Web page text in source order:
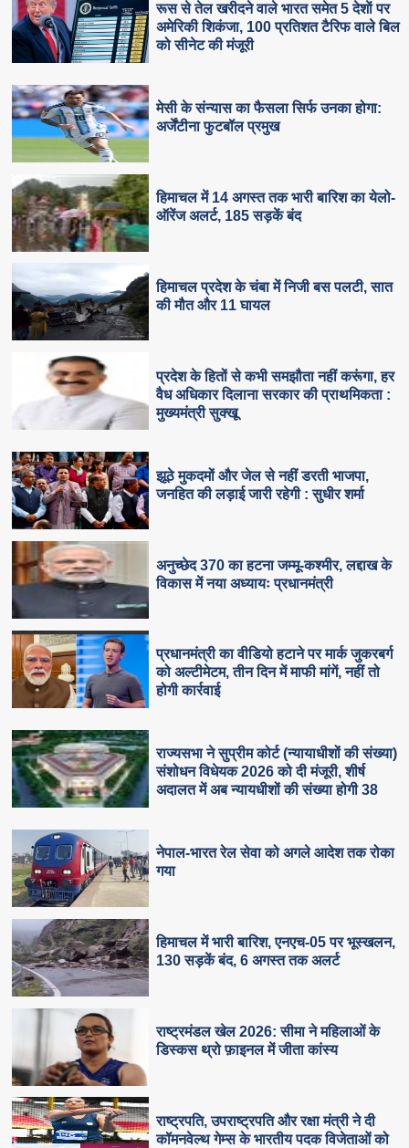
रूस से तेल खरीदने वाले भारत समेत 5 देशाें पर
अमेरिकी शिकंजा, 100 प्रतिशत टैरिफ वाले बिल
को सीनेट की मंजूरी
मेसी के संन्यास का फैसला सिर्फ उनका होगा:
अर्जेंटीना फुटबॉल प्रमुख
हिमाचल में 14 अगस्त तक भारी बारिश का येलो-
ऑरेंज अलर्ट, 185 सड़कें बंद
हिमाचल प्रदेश के चंबा में निजी बस पलटी, सात
की मौत और 11 घायल
प्रदेश के हितों से कभी समझौता नहीं करूंगा, हर
वैध अधिकार दिलाना सरकार की प्राथमिकता :
मुख्यमंत्री सुक्खू
झूठे मुकदमों और जेल से नहीं डरती भाजपा,
जनहित की लड़ाई जारी रहेगी : सुधीर शर्मा
अनुच्छेद 370 का हटना जम्मू-कश्मीर, लद्दाख के
विकास में नया अध्यायः प्रधानमंत्री
प्रधानमंत्री का वीडियो हटाने पर मार्क जुकरबर्ग
को अल्टीमेटम, तीन दिन में माफी मांगें, नहीं तो
होगी कार्रवाई
राज्यसभा ने सुप्रीम कोर्ट (न्यायाधीशों की संख्या)
संशोधन विधेयक 2026 को दी मंजूरी, शीर्ष
अदालत में अब न्यायधीशों की संख्या होगी 38
नेपाल-भारत रेल सेवा को अगले आदेश तक रोका
गया
हिमाचल में भारी बारिश, एनएच-05 पर भूस्खलन,
130 सड़कें बंद, 6 अगस्त तक अलर्ट
राष्ट्रमंडल खेल 2026: सीमा ने महिलाओं के
डिस्कस थ्रो फ़ाइनल में जीता कांस्य
राष्ट्रपति, उपराष्ट्रपति और रक्षा मंत्री ने दी
कॉमनवेल्थ गेम्स के भारतीय पदक विजेताओं को